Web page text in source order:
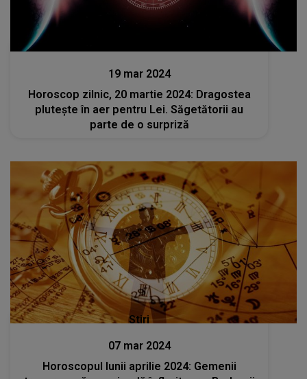
19 mar 2024
Horoscop zilnic, 20 martie 2024: Dragostea
plutește în aer pentru Lei. Săgetătorii au
parte de o surpriză
Stiri
07 mar 2024
Horoscopul lunii aprilie 2024: Gemenii